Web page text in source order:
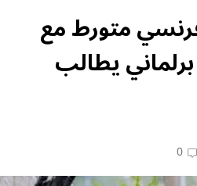
من 4000 فرنسي متورط مع
يطالب
0